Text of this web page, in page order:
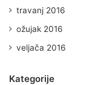
travanj 2016
ožujak 2016
veljača 2016
Kategorije